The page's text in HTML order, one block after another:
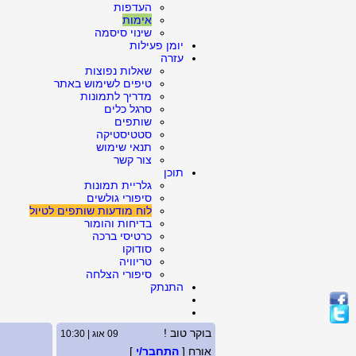
העדפות
אימות
שינוי סיסמה
יומן פעילות
עזרה
שאלות נפוצות
טיפים לשימוש באתר
מדריך לתמונות
סרגל כלים
שותפים
סטטיסטיקה
תנאי שימוש
צור קשר
תוכן
גלריית תמונות
סיפורי גולשים
לוח מודעות שותפים לטיול
בדיחות והומור
כרטיסי ברכה
סודוקו
טריוויה
סיפורי הצלחה
התנתק
בוקר טוב ! 09 אוג | 10:30
אורח [ התחבר/י ]